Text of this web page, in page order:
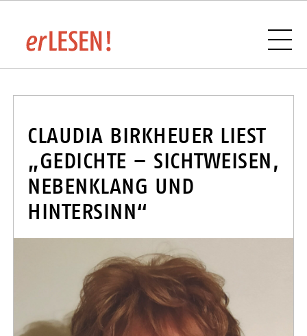
BUCHHANDLUNGEN UND VERLAGE IM
SAARLAND
SPONSOREN UND PARTNER
CLAUDIA BIRKHEUER LIEST
„GEDICHTE – SICHTWEISEN,
NEBENKLANG UND
HINTERSINN“